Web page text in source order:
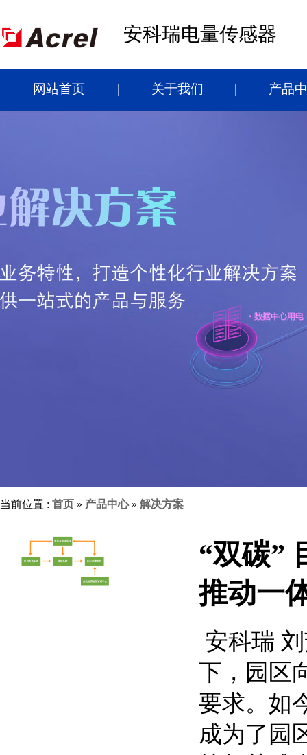
安科瑞电量传感器
网站首页 关于我们 产品
当前位置 : 首页 » 产品中心» 解决方案
“双碳”
推动一
安科瑞
下，园区
要求。如
成为了园